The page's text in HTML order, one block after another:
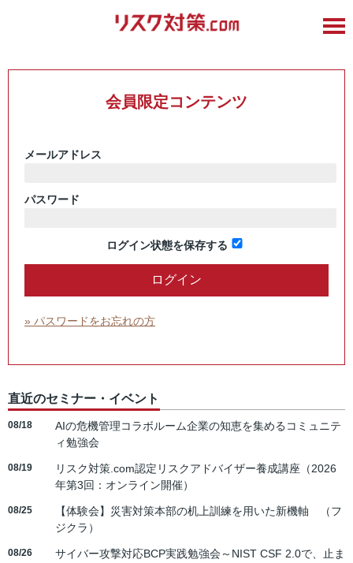
会員限定コンテンツ
メールアドレス
パスワード
ログイン状態を保存する
» パスワードをお忘れの方
直近のセミナー・イベント
08/18
AIの危機管理コラボルーム企業の知恵を集めるコミュニテ
ィ勉強会
08/19
リスク対策.com認定リスクアドバイザー養成講座（2026
年第3回：オンライン開催）
08/25
【体験会】災害対策本部の机上訓練を用いた新機軸 （フ
ジクラ）
08/26
サイバー攻撃対応BCP実践勉強会～NIST CSF 2.0で、止ま